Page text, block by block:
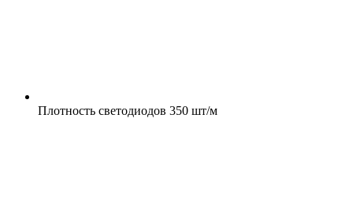
Плотность светодиодов 350 шт/м